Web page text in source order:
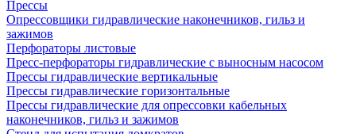
Прессы
Опрессовщики гидравлические наконечников, гильз и
зажимов
Перфораторы листовые
Пресс-перфораторы гидравлические с выносным насосом
Прессы гидравлические вертикальные
Прессы гидравлические горизонтальные
Прессы гидравлические для опрессовки кабельных
наконечников, гильз и зажимов